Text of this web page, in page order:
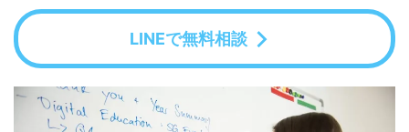
LINEで無料相談